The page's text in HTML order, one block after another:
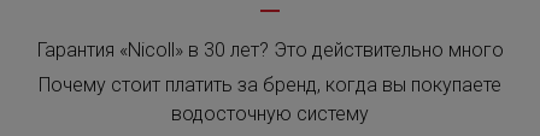
Гарантия «Nicoll» в 30 лет? Это действительно много
Почему стоит платить за бренд, когда вы покупаете
водосточную систему